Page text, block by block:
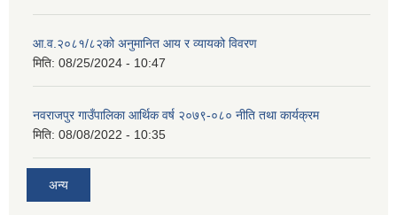
आ.व.२०८१/८२को अनुमानित आय र व्यायको विवरण
मिति: 08/25/2024 - 10:47
नवराजपुर गाउँपालिका आर्थिक वर्ष २०७९-०८० नीति तथा कार्यक्रम
मिति: 08/08/2022 - 10:35
अन्य